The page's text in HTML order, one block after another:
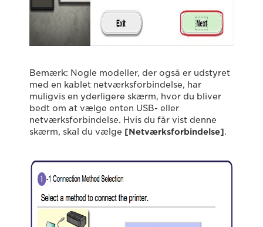
Bemærk: Nogle modeller, der også er udstyret
med en kablet netværksforbindelse, har
muligvis en yderligere skærm, hvor du bliver
bedt om at vælge enten USB- eller
netværksforbindelse. Hvis du får vist denne
skærm, skal du vælge [Netværksforbindelse].